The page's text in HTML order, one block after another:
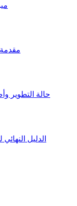
مقدمة
حالة التطوير
الدليل